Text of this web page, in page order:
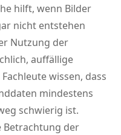
hilft, wenn Bilder
nicht entstehen
Nutzung der
auffällige
wissen, dass
mindestens
schwierig ist.
Betrachtung der